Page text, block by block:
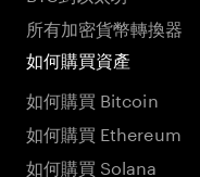
所有加密貨幣轉換器
如何購買資產
如何購買 Bitcoin
如何購買 Ethereum
如何購買 Solana